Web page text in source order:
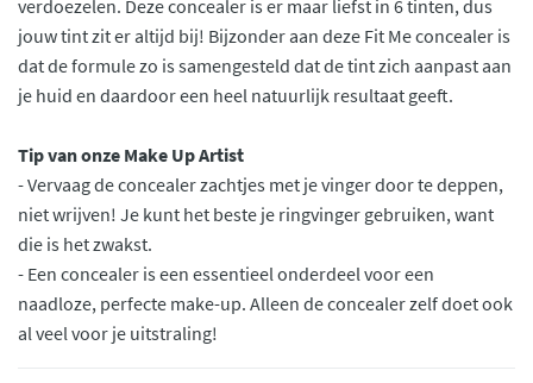
verdoezelen. Deze concealer is er maar liefst in 6 tinten, dus
jouw tint zit er altijd bij! Bijzonder aan deze Fit Me concealer is
dat de formule zo is samengesteld dat de tint zich aanpast aan
je huid en daardoor een heel natuurlijk resultaat geeft.
Tip van onze Make Up Artist
- Vervaag de concealer zachtjes met je vinger door te deppen,
niet wrijven! Je kunt het beste je ringvinger gebruiken, want
die is het zwakst.
- Een concealer is een essentieel onderdeel voor een
naadloze, perfecte make-up. Alleen de concealer zelf doet ook
al veel voor je uitstraling!